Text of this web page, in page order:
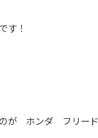
す！
のが ホンダ フリー